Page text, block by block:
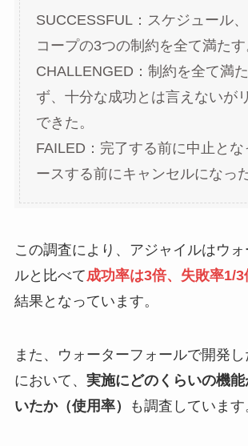
SUCCESSFUL：スケジュール
コープの3つの制約を全て満たす
CHALLENGED：制約を全て満
ず、十分な成功とは言えないが
できた。
FAILED：完了する前に中止とな
ースする前にキャンセルになった
この調査により、アジャイルはウ
ルと比べて成功率は3倍、失敗率1/3
結果となっています。
また、ウォーターフォールで開発し
において、 実施にどのくらいの機
いたか（使用率）
も調査しています